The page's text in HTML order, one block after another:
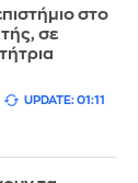
στο
σε
UPDATE: 01:11